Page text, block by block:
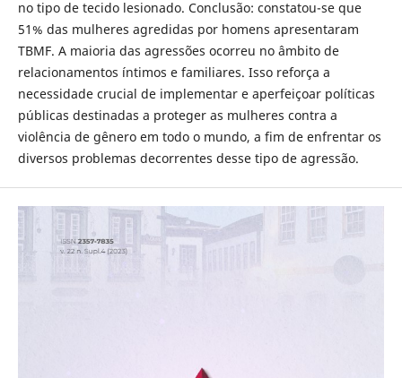
no tipo de tecido lesionado. Conclusão: constatou-se que
51% das mulheres agredidas por homens apresentaram
TBMF. A maioria das agressões ocorreu no âmbito de
relacionamentos íntimos e familiares. Isso reforça a
necessidade crucial de implementar e aperfeiçoar políticas
públicas destinadas a proteger as mulheres contra a
violência de gênero em todo o mundo, a fim de enfrentar os
diversos problemas decorrentes desse tipo de agressão.